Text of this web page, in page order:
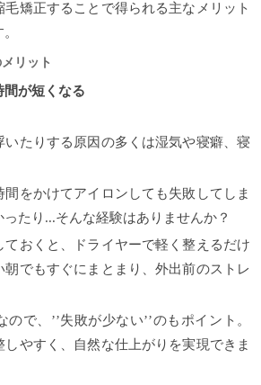
毛矯正することで得られる主なメリット
リット
が短くなる
いたりする原因の多くは湿気や寝癖、寝
をかけてアイロンしても失敗してしま
たり...そんな経験はありませんか？
ておくと、ドライヤーで軽く整えるだけ
朝でもすぐにまとまり、外出前のストレ
で、’’失敗が少ない’’のもポイント。
やすく、自然な仕上がりを実現できま